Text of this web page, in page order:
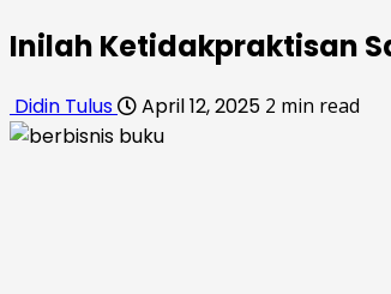
Inilah Ketidakpraktisan
Didin Tulus April 12, 2025 2 min read